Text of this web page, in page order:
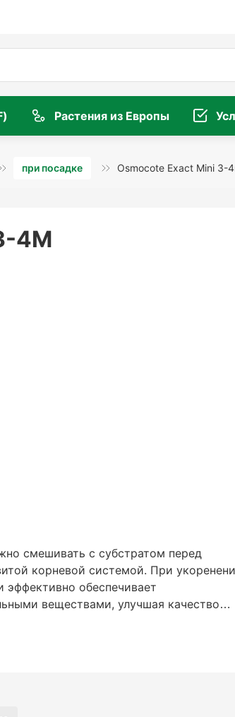
Растения из Европы
при посадке Osmocote Exact Mini 3-
4M
смешивать с субстратом перед
корневой системой. При
эффективно обеспечивает
веществами, улучшая качество